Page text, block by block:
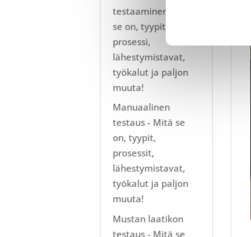
testaaminen - Mitä
se on, tyypit,
prosessi,
lähestymistavat,
työkalut ja paljon
muuta!
Manuaalinen
testaus - Mitä se
on, tyypit,
prosessit,
lähestymistavat,
työkalut ja paljon
muuta!
Mustan laatikon
testaus - Mitä se